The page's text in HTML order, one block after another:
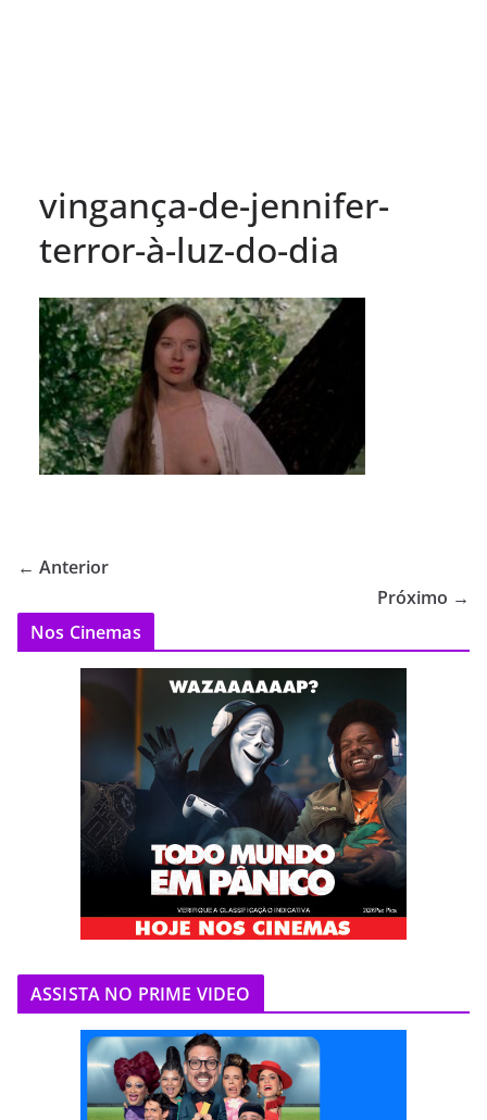
vingança-de-jennifer-
terror-à-luz-do-dia
← Anterior
Próximo →
Nos Cinemas
ASSISTA NO PRIME VIDEO